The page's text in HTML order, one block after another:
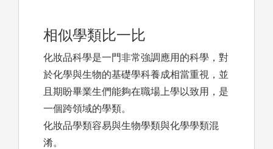
相似學類比一比
化妝品科學是一門非常強調應用的科學，對
於化學與生物的基礎學科養成相當重視，並
且期盼畢業生們能夠在職場上學以致用，是
一個跨領域的學類。
化妝品學類容易與生物學類與化學學類混
淆。